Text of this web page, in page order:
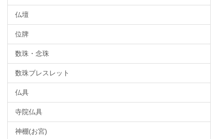
仏壇
位牌
数珠・念珠
数珠ブレスレット
仏具
寺院仏具
神棚(お宮)